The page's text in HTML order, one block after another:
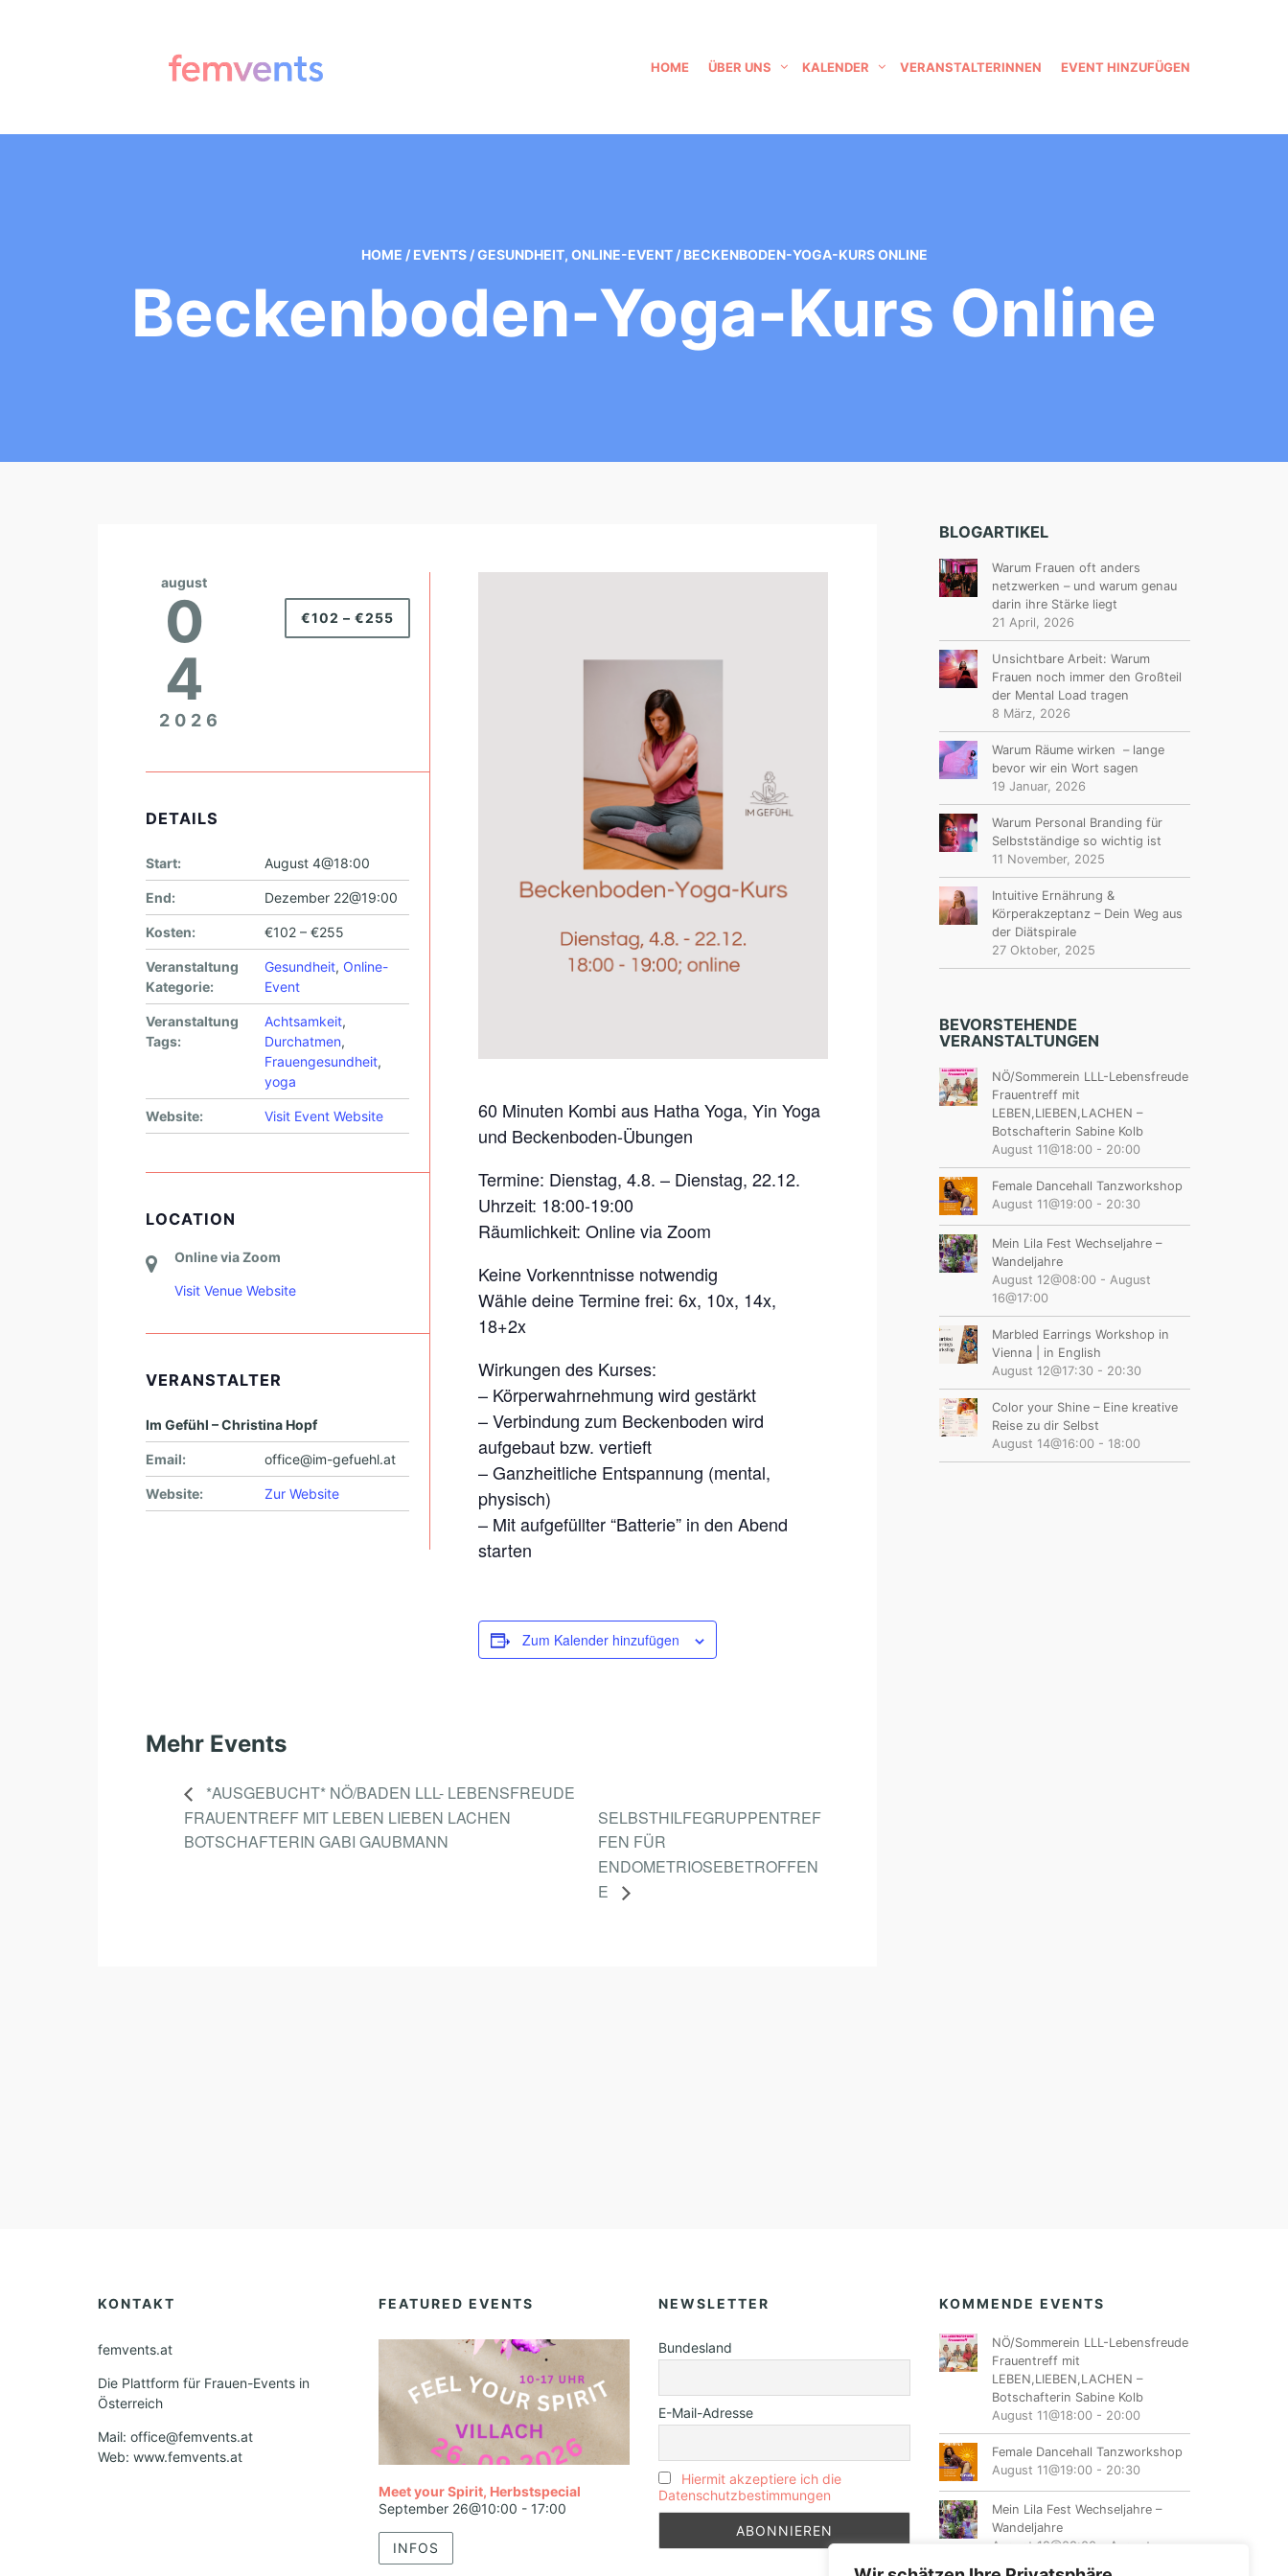
HOME ÜBER UNS KALENDER VERANSTALTERINNEN EVENT HINZUFÜGEN
HOME / EVENTS / GESUNDHEIT, ONLINE-EVENT / BECKENBODEN-YOGA-KURS ONLINE
Beckenboden-Yoga-Kurs Online
U
R
O
N
L
I
N
E
60 Minuten Kombi aus Hatha Yoga, Yin Yoga
und Beckenboden-Übungen
Termine: Dienstag, 4.8. – Dienstag, 22.12.
Uhrzeit: 18:00-19:00
Räumlichkeit: Online via Zoom
Keine Vorkenntnisse notwendig
Wähle deine Termine frei: 6x, 10x, 14x,
18+2x
Wirkungen des Kurses:
– Körperwahrnehmung wird gestärkt
– Verbindung zum Beckenboden wird
aufgebaut bzw. vertieft
– Ganzheitliche Entspannung (mental,
physisch)
– Mit aufgefüllter “Batterie” in den Abend
starten
Zum Kalender hinzufügen
august
0
4
2026
€102 – €255
DETAILS
Start: August 4@18:00
End: Dezember 22@19:00
Kosten: €102 – €255
Veranstaltung
Kategorie:
Gesundheit, Online-
Event
Veranstaltung
Tags:
Achtsamkeit,
Durchatmen,
Frauengesundheit,
yoga
Website: Visit Event Website
LOCATION
Online via Zoom
Visit Venue Website
VERANSTALTER
Im Gefühl – Christina Hopf
Email: office@im-gefuehl.at
Website: Zur Website
Mehr Events
*AUSGEBUCHT* NÖ/BADEN LLL- LEBENSFREUDE
FRAUENTREFF MIT LEBEN LIEBEN LACHEN
BOTSCHAFTERIN GABI GAUBMANN
SELBSTHILFEGRUPPENTREF
FEN FÜR
ENDOMETRIOSEBETROFFEN
E
BLOGARTIKEL
Warum Frauen oft anders
netzwerken – und warum genau
darin ihre Stärke liegt
21 April, 2026
Unsichtbare Arbeit: Warum
Frauen noch immer den Großteil
der Mental Load tragen
8 März, 2026
Warum Räume wirken – lange
bevor wir ein Wort sagen
19 Januar, 2026
Warum Personal Branding für
Selbstständige so wichtig ist
11 November, 2025
Intuitive Ernährung &
Körperakzeptanz – Dein Weg aus
der Diätspirale
27 Oktober, 2025
BEVORSTEHENDE
VERANSTALTUNGEN
NÖ/Sommerein LLL-Lebensfreude
Frauentreff mit
LEBEN,LIEBEN,LACHEN –
Botschafterin Sabine Kolb
August 11@18:00- 20:00
Female Dancehall Tanzworkshop
August 11@19:00- 20:30
Mein Lila Fest Wechseljahre –
Wandeljahre
August 12@08:00- August
16@17:00
Marbled Earrings Workshop in
Vienna | in English
August 12@17:30- 20:30
Color your Shine – Eine kreative
Reise zu dir Selbst
August 14@16:00- 18:00
KONTAKT
femvents.at
Die Plattform für Frauen-Events in
Österreich
Mail: office@femvents.at
Web: www.femvents.at
FEATURED EVENTS
Meet your Spirit, Herbstspecial
September 26@10:00 - 17:00
INFOS
NEWSLETTER
Bundesland
E-Mail-Adresse
Hiermit akzeptiere ich die
Datenschutzbestimmungen
KOMMENDE EVENTS
NÖ/Sommerein LLL-Lebensfreude
Frauentreff mit
LEBEN,LIEBEN,LACHEN –
Botschafterin Sabine Kolb
August 11@18:00- 20:00
Female Dancehall Tanzworkshop
August 11@19:00- 20:30
Mein Lila Fest Wechseljahre –
Wandeljahre
August 12@08:00
August
16@17:00